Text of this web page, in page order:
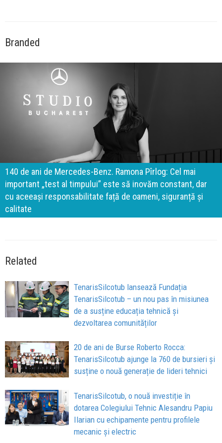
Branded
140 de ani de Mercedes-Benz. Ramona Pîrlog: Cel mai
important „test al timpului” este să inovăm constant, dar
cu aceeași responsabilitate față de oameni, siguranță și
calitate
Related
TenarisSilcotub lansează Fundația
TenarisSilcotub – un nou pas în misiunea
de a susține educația tehnică și
dezvoltarea comunităților
20 de ani de Burse Roberto Rocca:
TenarisSilcotub ajunge la 760 de bursieri și
susține o nouă generație de lideri tehnici
TenarisSilcotub, o nouă investiție în
dotarea Colegiului Tehnic Alesandru Papiu
Ilarian cu echipamente pentru profilele
mecanic și electric